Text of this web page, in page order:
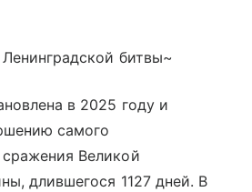
битвы~
в 2025 году и
самого
Великой
длившегося 1127 дней. В